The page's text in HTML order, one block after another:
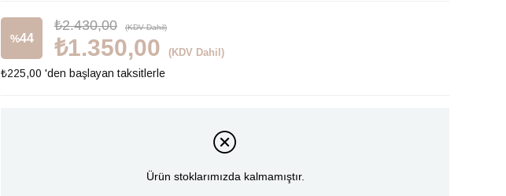
%44
İndirim
₺2.430,00 (KDV Dahil)
₺1.350,00 (KDV Dahil)
₺225,00 'den başlayan taksitlerle
Ürün stoklarımızda kalmamıştır.